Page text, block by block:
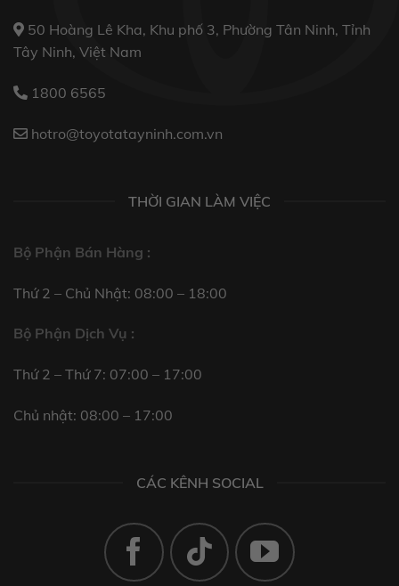
50 Hoàng Lê Kha, Khu phố 3, Phường Tân Ninh, Tỉnh
Tây Ninh, Việt Nam
1800 6565
hotro@toyotatayninh.com.vn
THỜI GIAN LÀM VIỆC
Bộ Phận Bán Hàng :
Thứ 2 – Chủ Nhật: 08:00 – 18:00
Bộ Phận Dịch Vụ :
Thứ 2 – Thứ 7: 07:00 – 17:00
Chủ nhật: 08:00 – 17:00
CÁC KÊNH SOCIAL